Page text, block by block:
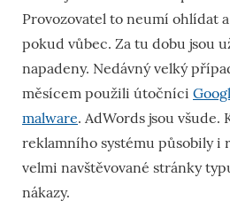
Provozovatel to neumí ohlídat
pokud vůbec. Za tu dobu jsou
napadeny. Nedávný velký
měsícem použili útočníci
malware. AdWords jsou
reklamního systému působily i
velmi navštěvované stránky
nákazy.